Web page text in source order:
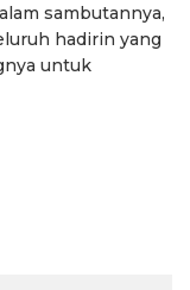
sambutannya,
hadirin yang
untuk